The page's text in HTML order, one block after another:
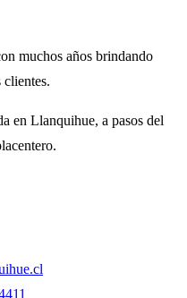
muchos años brindando
clientes.
en Llanquihue, a pasos del